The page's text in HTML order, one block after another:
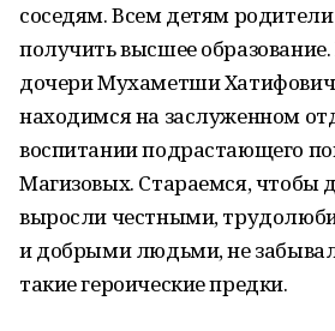
соседям. Всем детям
получить высшее
дочери Мухаметши
находимся на заслуженном
воспитании подрастающего
Магизовых. Стараемся, чтобы
выросли честными,
и добрыми людьми, не
такие героические предки.